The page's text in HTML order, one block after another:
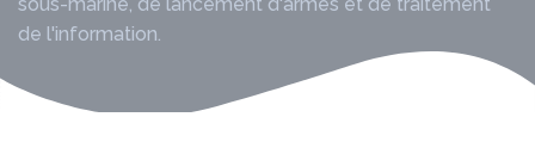
de l'information.